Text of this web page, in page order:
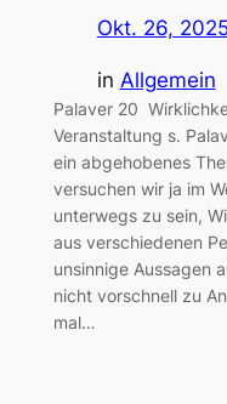
Okt. 26,
in Allgemein
Palaver 20
Veranstaltung s.
ein abgehobenes
versuchen wir ja im
unterwegs zu sein,
aus verschiedenen
unsinnige Aussagen
nicht vorschnell zu
mal…